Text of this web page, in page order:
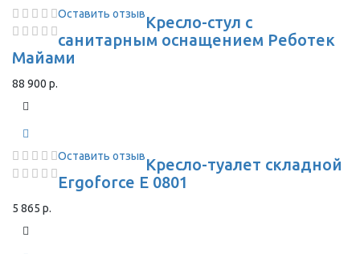
Оставить отзывКресло-стул с
санитарным оснащением Реботек
Майами
88 900 р.
Оставить отзывКресло-туалет складной
Ergoforce E 0801
5 865 р.